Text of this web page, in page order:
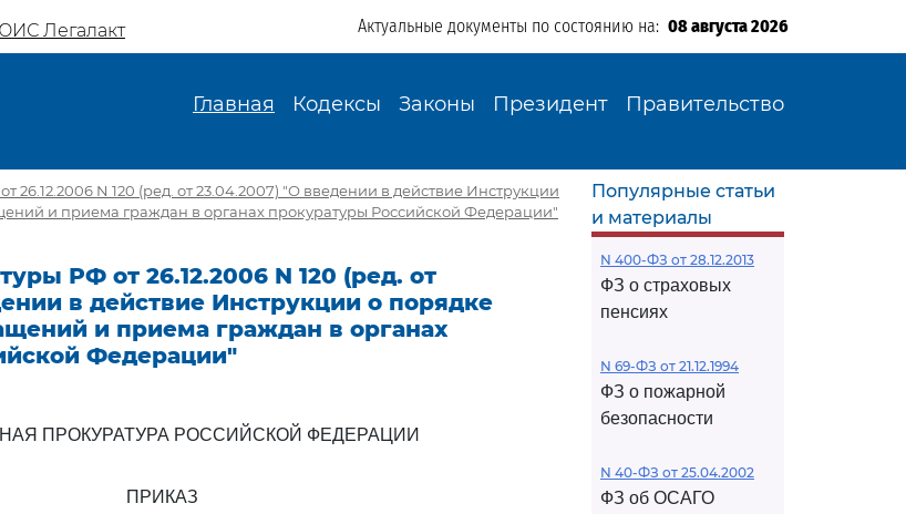
Легалакт Актуальные документы по состоянию на: 08 августа 2026
Главная Кодексы Законы Президент Правительство
26.12.2006 N 120 (ред. от 23.04.2007) "О введении в действие Инструкции
и приема граждан в органах прокуратуры Российской Федерации"
РФ от 26.12.2006 N 120 (ред. от
в действие Инструкции о порядке
и приема граждан в органах
Федерации"
ПРОКУРАТУРА РОССИЙСКОЙ ФЕДЕРАЦИИ
ПРИКАЗ
Популярные статьи
и материалы
N 400-ФЗ от 28.12.2013
ФЗ о страховых
пенсиях
N 69-ФЗ от 21.12.1994
ФЗ о пожарной
безопасности
N 40-ФЗ от 25.04.2002
ФЗ об ОСАГО